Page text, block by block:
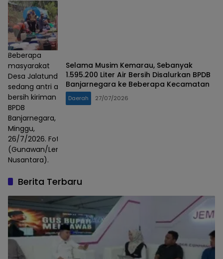
Beberapa
masyarakat
Desa Jalatunda
sedang antri air
bersih kiriman
BPDB
Banjarnegara,
Minggu,
26/7/2026. Foto :
(Gunawan/Lensa
Nusantara).
Selama Musim Kemarau, Sebanyak
1.595.200 Liter Air Bersih Disalurkan BPDB
Banjarnegara ke Beberapa Kecamatan
Daerah 27/07/2026
Berita Terbaru